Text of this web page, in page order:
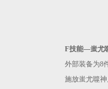
F技能—蚩尤
外部装备为8
施放蚩尤噬